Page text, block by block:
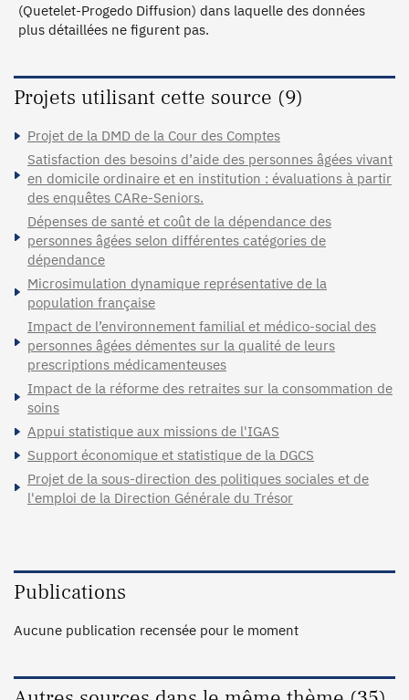
(Quetelet-Progedo Diffusion) dans laquelle des données
plus détaillées ne figurent pas.
Projets utilisant cette source (9)
Projet de la DMD de la Cour des Comptes
Satisfaction des besoins d’aide des personnes âgées vivant
en domicile ordinaire et en institution : évaluations à partir
des enquêtes CARe-Seniors.
Dépenses de santé et coût de la dépendance des
personnes âgées selon différentes catégories de
dépendance
Microsimulation dynamique représentative de la
population française
Impact de l’environnement familial et médico-social des
personnes âgées démentes sur la qualité de leurs
prescriptions médicamenteuses
Impact de la réforme des retraites sur la consommation de
soins
Appui statistique aux missions de l'IGAS
Support économique et statistique de la DGCS
Projet de la sous-direction des politiques sociales et de
l'emploi de la Direction Générale du Trésor
Publications
Aucune publication recensée pour le moment